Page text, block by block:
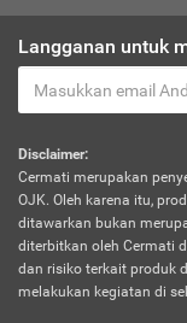
Langganan untuk
Disclaimer:
Cermati merupakan
OJK. Oleh karena itu,
ditawarkan bukan
diterbitkan oleh Cermati
dan risiko terkait produk
melakukan kegiatan di